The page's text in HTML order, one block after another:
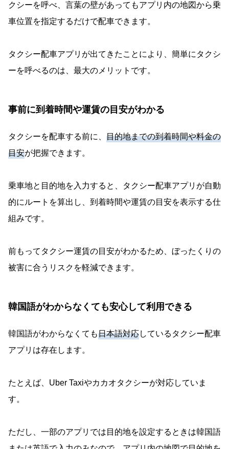
クシーを呼べ、言葉の壁があってもアプリ内の地図から乗
車位置を指定するだけで配車できます。
タクシー配車アプリが出てきたことにより、簡単にタクシ
ーを呼べるのは、最大のメリットです。
事前に到着時間や運賃の目安がわかる
タクシーを配車する前に、 目的地までの到着時間や料金の
目安が把握できます。
乗車地と目的地を入力すると、タクシー配車アプリが自動
的にルートを算出し、到着時間や運賃の目安を表示する仕
組みです。
前もってタクシー運賃の目安がわかるため、ぼったくりの
被害に合うリスクを軽減できます。
韓国語がわからなくても安心して利用できる
韓国語がわからなくても日本語対応しているタクシー配車
アプリは存在します。
たとえば、Uber Taxiやカカオタクシーが対応していま
す。
ただし、一部のアプリでは目的地を設定するときは韓国語